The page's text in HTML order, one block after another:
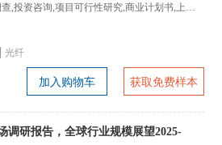
,投资咨询,项目可行性研究,商业计划书,上市
光纤
加入购物车 获取免费样本
调研报告，全球行业规模展望2025-